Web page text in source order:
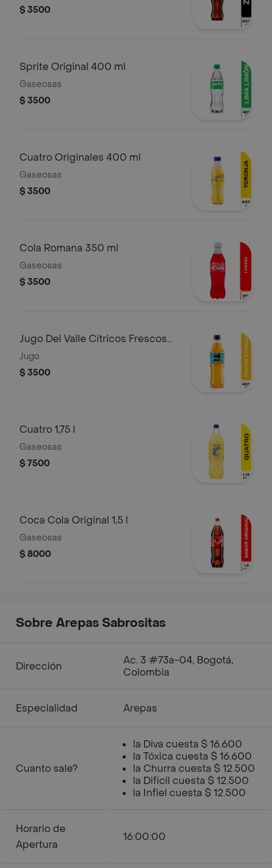
$ 3500
Sprite Original 400 ml
Gaseosas
$ 3500
Cuatro Originales 400 ml
Gaseosas
$ 3500
Cola Romana 350 ml
Gaseosas
$ 3500
Jugo Del Valle Cítricos Frescos
400ml
Jugo
$ 3500
Cuatro 1,75 l
Gaseosas
$ 7500
Coca Cola Original 1,5 l
Gaseosas
$ 8000
Sobre Arepas Sabrositas
Dirección
Ac. 3 #73a-04, Bogotá,
Colombia
Especialidad Arepas
Cuanto sale?
la Diva cuesta $ 16.600
la Tóxica cuesta $ 16.600
la Churra cuesta $ 12.500
la Difícil cuesta $ 12.500
la Infiel cuesta $ 12.500
Horario de
Apertura
16:00:00